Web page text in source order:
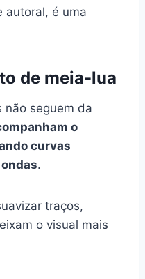
autoral, é uma
de meia-lua
não seguem da
o
curvas
.
traços,
o visual mais